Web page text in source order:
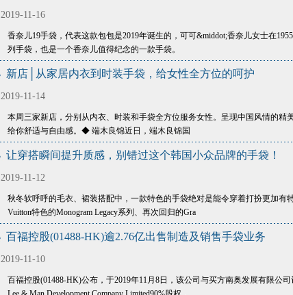
2019-11-16
香奈儿19手袋，代表这款包包是2019年诞生的，可可&middot;香奈儿女士在
列手袋，也是一个香奈儿值得纪念的一款手袋。
新店│从家居内衣到时装手袋，给女性全方位的呵护
2019-11-14
本周三家新店，分别从内衣、时装和手袋全方位服务女性。呈现中国风情的精
给你舒适与自由感。◆ 端木良锦近日，端木良锦国
让穿搭瞬间提升质感，别错过这个韩国小众品牌的手袋！
2019-11-12
秋冬软呼呼的毛衣、裙装搭配中，一款特色的手袋绝对是能令穿着打扮更加有
Vuitton特色的Monogram Legacy系列、再次回归的Gra
百福控股(01488-HK)逾2.76亿出售制造及销售手袋业务
2019-11-10
百福控股(01488-HK)公布，于2019年11月8日，该公司与买方南奥发展有限公